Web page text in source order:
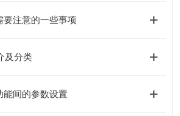
要注意的一些事项
及分类
能间的参数设置